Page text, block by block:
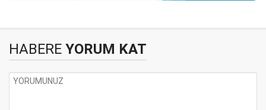
HABERE YORUM KAT